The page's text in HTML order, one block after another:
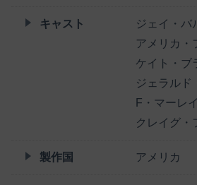
キャスト
ジェイ・バ
アメリカ・
ケイト・ブ
ジェラルド
F・マーレ
クレイグ・
製作国 アメリカ